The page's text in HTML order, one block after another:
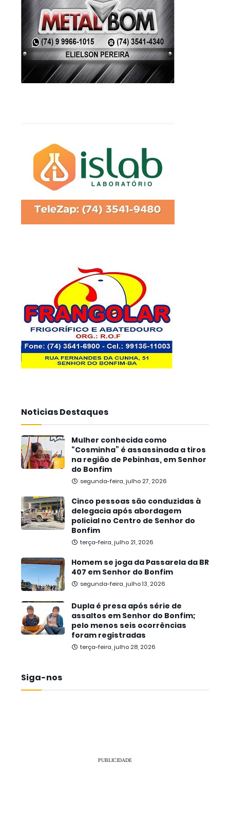
Noticias Destaques
Mulher conhecida como
“Cosminha” é assassinada a tiros
na região de Pebinhas, em Senhor
do Bonfim
segunda-feira, julho 27, 2026
Cinco pessoas são conduzidas à
delegacia após abordagem
policial no Centro de Senhor do
Bonfim
terça-feira, julho 21, 2026
Homem se joga da Passarela da BR
407 em Senhor do Bonfim
segunda-feira, julho 13, 2026
Dupla é presa após série de
assaltos em Senhor do Bonfim;
pelo menos seis ocorrências
foram registradas
terça-feira, julho 28, 2026
Siga-nos
PUBLICIDADE